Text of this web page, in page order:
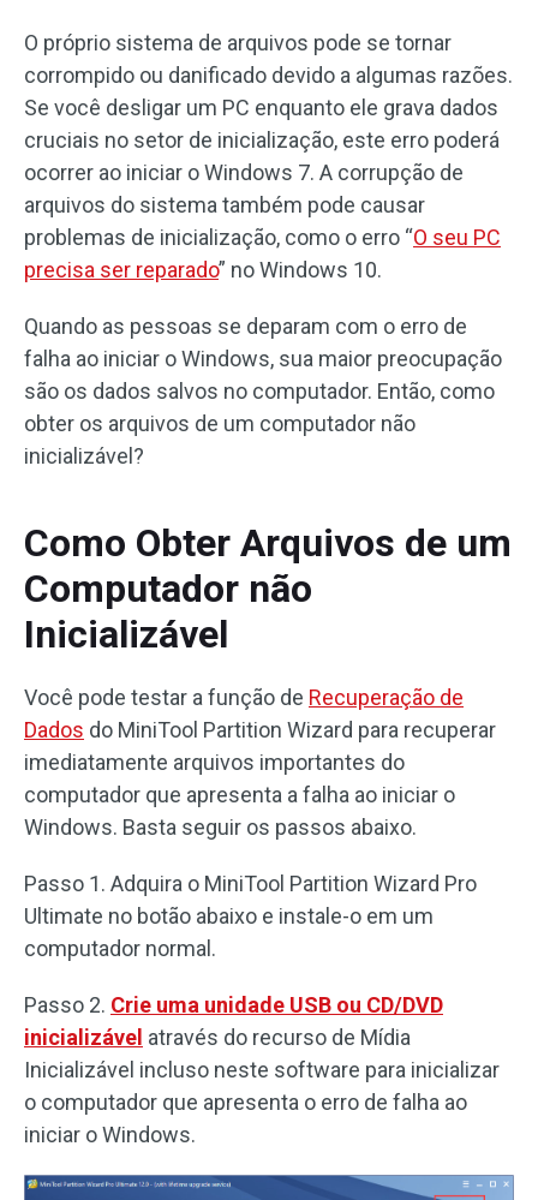
O próprio sistema de arquivos pode se tornar
corrompido ou danificado devido a algumas razões.
Se você desligar um PC enquanto ele grava dados
cruciais no setor de inicialização, este erro poderá
ocorrer ao iniciar o Windows 7. A corrupção de
arquivos do sistema também pode causar
problemas de inicialização, como o erro “O seu PC
precisa ser reparado” no Windows 10.
Quando as pessoas se deparam com o erro de
falha ao iniciar o Windows, sua maior preocupação
são os dados salvos no computador. Então, como
obter os arquivos de um computador não
inicializável?
Como Obter Arquivos de um
Computador não
Inicializável
Você pode testar a função de Recuperação de
Dados do MiniTool Partition Wizard para recuperar
imediatamente arquivos importantes do
computador que apresenta a falha ao iniciar o
Windows. Basta seguir os passos abaixo.
Passo 1. Adquira o MiniTool Partition Wizard Pro
Ultimate no botão abaixo e instale-o em um
computador normal.
Passo 2. Crie uma unidade USB ou CD/DVD
inicializável através do recurso de Mídia
Inicializável incluso neste software para inicializar
o computador que apresenta o erro de falha ao
iniciar o Windows.